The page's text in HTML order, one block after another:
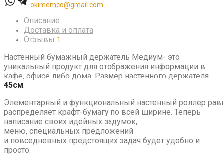
okimemco@gmail.com
Описание
Доставка и оплата
Отзывы 1
Настенный бумажный держатель Медиум- это
уникальный продукт для отображения информации в
кафе, офисе либо дома. Размер настенного держателя
45см
Элементарный и функциональный настенный роллер
распределяет крафт-бумагу по всей ширине. Теперь
написание своих идейных задумок,
меню, специальных предложений
и повседневных предстоящих задач будет удобно и
просто.